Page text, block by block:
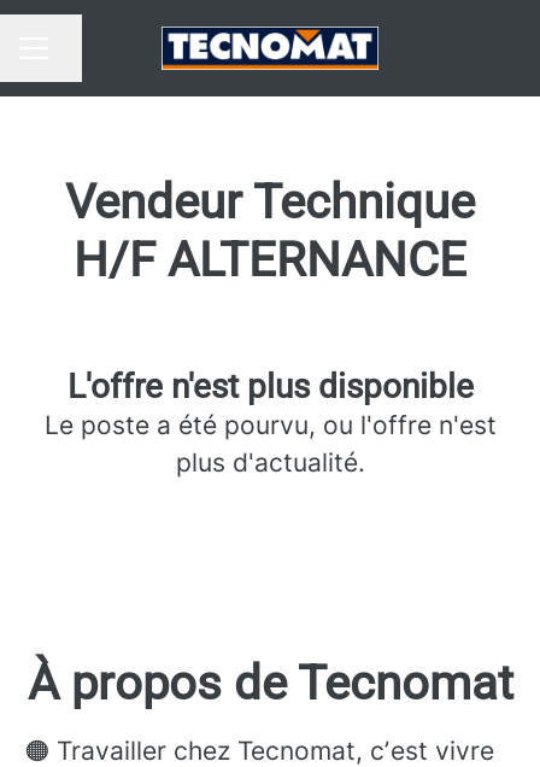
MENU CARRIÈRE
Partager la page
Vendeur Technique
H/F ALTERNANCE
L'offre n'est plus disponible
Le poste a été pourvu, ou l'offre n'est
plus d'actualité.
À propos de Tecnomat
🟠 Travailler chez Tecnomat, cʼest vivre